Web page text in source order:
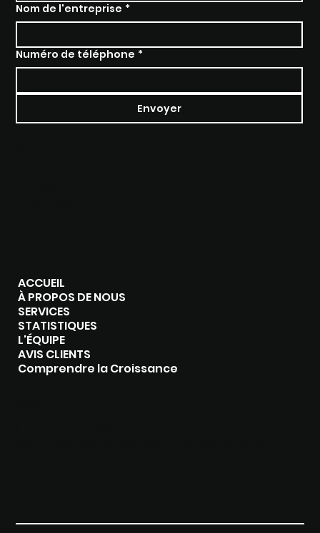
Nom de l'entreprise *
Numéro de téléphone *
Envoyer
ACCUEIL
À PROPOS DE NOUS
SERVICES
STATISTIQUES
L'ÉQUIPE
AVIS CLIENTS
Comprendre la Croissance